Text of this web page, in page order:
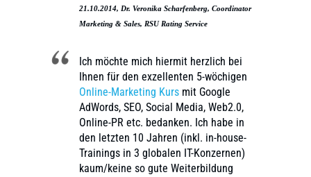
21.10.2014, Dr. Veronika Scharfenberg, Coordinator
Marketing & Sales, RSU Rating Service
Ich möchte mich hiermit herzlich bei
Ihnen für den exzellenten 5-wöchigen
Online-Marketing Kurs mit Google
AdWords, SEO, Social Media, Web2.0,
Online-PR etc. bedanken. Ich habe in
den letzten 10 Jahren (inkl. in-house-
Trainings in 3 globalen IT-Konzernen)
kaum/keine so gute Weiterbildung